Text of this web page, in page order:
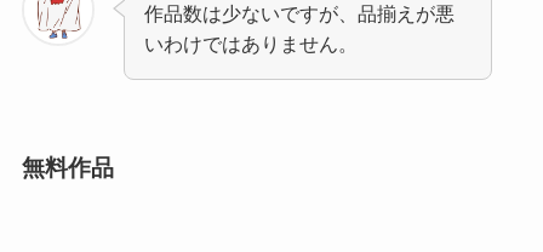
作品数は少ないですが、品揃えが悪
いわけではありません。
無料作品